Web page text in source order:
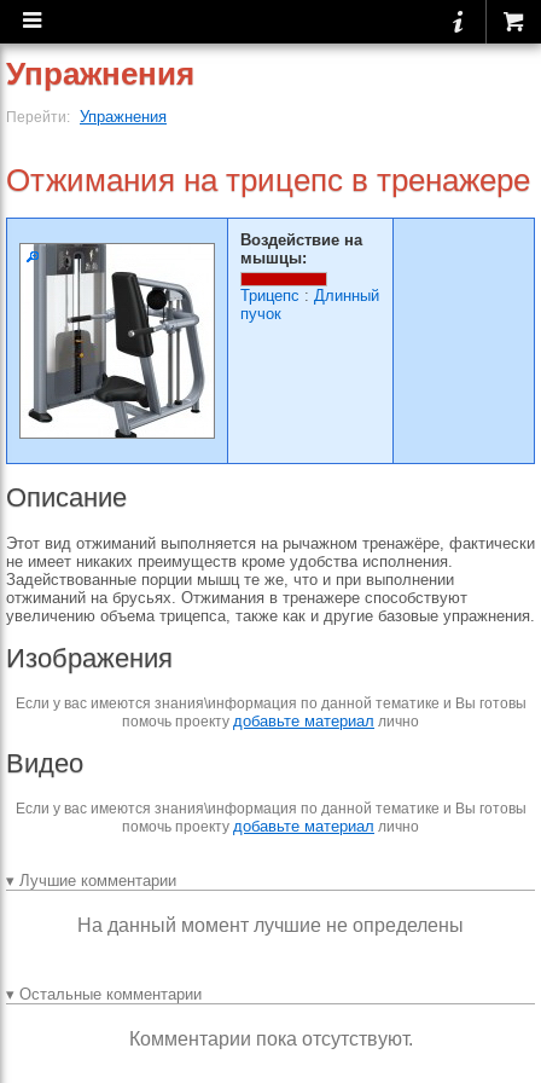
Упражнения
Перейти: Упражнения
Отжимания на трицепс в тренажере
Воздействие на
мышцы:
Трицепс : Длинный
пучок
Описание
Этот вид отжиманий выполняется на рычажном тренажёре, фактически
не имеет никаких преимуществ кроме удобства исполнения.
Задействованные порции мышц те же, что и при выполнении
отжиманий на брусьях. Отжимания в тренажере способствуют
увеличению объема трицепса, также как и другие базовые упражнения.
Изображения
Если у вас имеются знания\информация по данной тематике и Вы готовы
помочь проекту добавьте материал лично
Видео
Если у вас имеются знания\информация по данной тематике и Вы готовы
помочь проекту добавьте материал лично
▾ Лучшие комментарии
На данный момент лучшие не определены
▾ Остальные комментарии
Комментарии пока отсутствуют.